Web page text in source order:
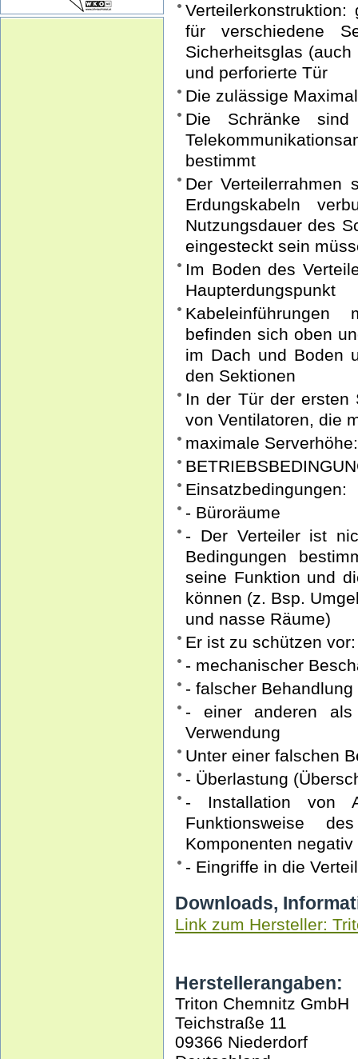
Verteilerkonstruktion:
für verschiedene
Sicherheitsglas
und perforierte Tür
Die zulässige
Die Schränke
bestimmt
Der Verteilerrahmen
Erdungskabeln
Nutzungsdauer des
eingesteckt sein
Im Boden des
Haupterdungspunkt
Kabeleinführungen
befinden sich oben
im Dach und Boden
den Sektionen
In der Tür der ersten
von Ventilatoren, die
maximale
Einsatzbedingungen:
- Büroräume
- Der Verteiler ist
Bedingungen
seine Funktion und
können (z. Bsp.
und nasse Räume)
Er ist zu schützen vor:
- mechanischer
- falscher Behandlung
- einer anderen als
Verwendung
Unter einer falschen
- Überlastung
- Installation von
Funktionsweise
Komponenten
- Eingriffe in die
Downloads,
Link zum Hersteller:
Herstellerangaben:
Triton Chemnitz GmbH
Teichstraße 11
09366 Niederdorf